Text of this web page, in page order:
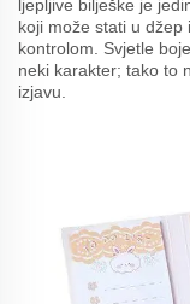
ljepljive bilješke je
koji može stati u džep
kontrolom. Svjetle
neki karakter; tako to
izjavu.